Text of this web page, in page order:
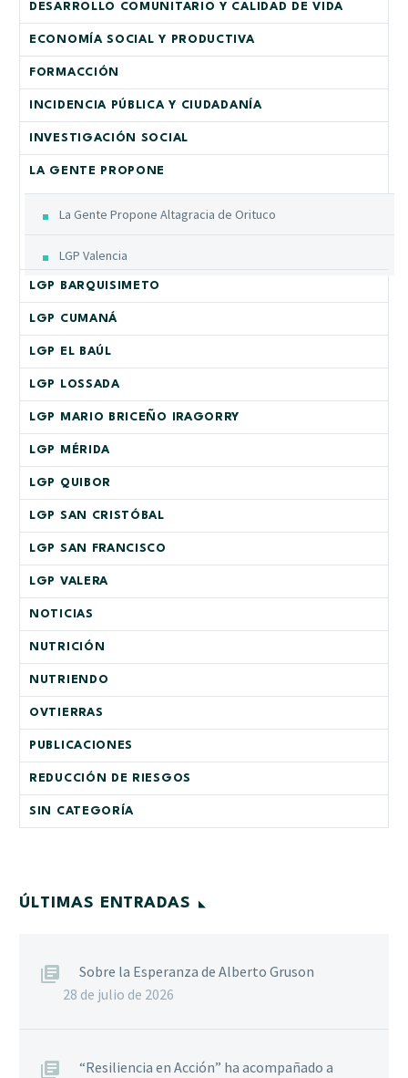
DESARROLLO COMUNITARIO Y CALIDAD DE VIDA
ECONOMÍA SOCIAL Y PRODUCTIVA
FORMACCIÓN
INCIDENCIA PÚBLICA Y CIUDADANÍA
INVESTIGACIÓN SOCIAL
LA GENTE PROPONE
La Gente Propone Altagracia de Orituco
LGP Valencia
LGP BARQUISIMETO
LGP CUMANÁ
LGP EL BAÚL
LGP LOSSADA
LGP MARIO BRICEÑO IRAGORRY
LGP MÉRIDA
LGP QUIBOR
LGP SAN CRISTÓBAL
LGP SAN FRANCISCO
LGP VALERA
NOTICIAS
NUTRICIÓN
NUTRIENDO
OVTIERRAS
PUBLICACIONES
REDUCCIÓN DE RIESGOS
SIN CATEGORÍA
ÚLTIMAS ENTRADAS
Sobre la Esperanza de Alberto Gruson
28 de julio de 2026
“Resiliencia en Acción” ha acompañado a